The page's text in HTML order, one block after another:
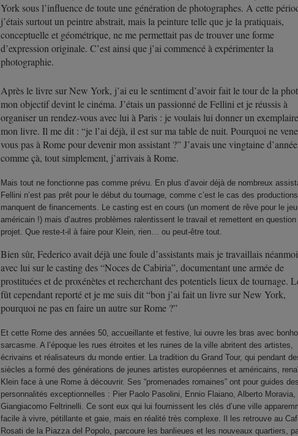
York sous l’influence de toute une génération de photographes. A cette
j’étais surtout un peintre abstrait, mais la peinture telle que je la pratiquais,
conceptuelle et géométrique, ne me permettait pas de trouver une forme
d’expression originale. C’est ainsi que j’ai commencé à expérimenter la
photographie.
Après le livre sur New York, j’ai eu le sentiment d’avoir fait le tour de la
mon objectif devint le cinéma. J’étais un passionné de Fellini et je réussis à
organiser un rendez-vous avec lui à Paris : je voulais lui donner un
mon livre. Il me dit : “je l’ai déjà, il est sur ma table de nuit. Pourquoi ne
vous pas à Rome pour devenir mon assistant ?” J’avais une vingtaine
comme çà, tout simplement, j’arrivais à Rome.
Mais tout ne fonctionne pas comme prévu. En plus d’avoir déjà de nombreux
Fellini n’est pas prêt pour le début du tournage, comme c’est le cas des
manquent de financements. Le casting est en cours (un moment de rêve pour le
américain !) mais d’autres problèmes ralentissent le travail et remettent en question
projet. Que reste-t-il à faire pour Klein, rien… ou peut-être tout.
Bien sûr, Federico avait déjà une foule d’assistants mais je travaillais
avec lui sur le casting des “Noces de Cabiria”, documentant une armée de
prostituées et de proxénètes et recherchant des potentiels lieux de tournage.
fût cependant reporté et je me suis dit “bon j’ai fait un livre sur New York,
pourquoi ne pas en faire un autre sur Rome ?”
Et cette Rome des années 50, accueillante et festive, lui ouvre les bras avec
sarcasme. A l’époque les rues étroites et les ruines de la ville abritent des artistes,
écrivains et réalisateurs du monde entier. La tradition du Grand Tour, qui pendant
siècles a formé des générations de jeunes artistes européennes et américains,
Klein face à une Rome à découvrir. Ses “promenades romaines” ont pour guides des
personnalités exceptionnelles : Pier Paolo Pasolini, Ennio Flaiano, Alberto Moravia,
Giangiacomo Feltrinelli. Ce sont eux qui lui fournissent les clés d’une ville
facile à vivre, pétillante et gaie, mais en réalité très complexe. Il les retrouve au
Rosati de la Piazza del Popolo, parcoure les banlieues et les nouveaux quartiers,